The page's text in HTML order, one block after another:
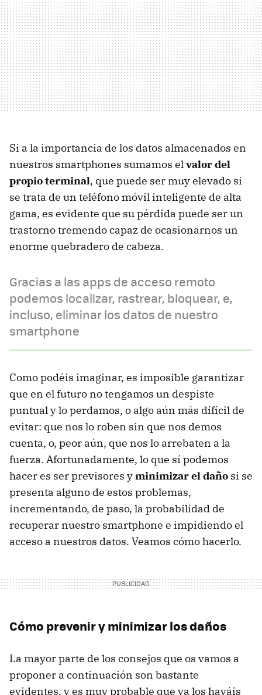
Si a la importancia de los datos almacenados en
nuestros smartphones sumamos elvalor del
propio terminal, que puede ser muy elevado si
se trata de un teléfono móvil inteligente de alta
gama, es evidente que su pérdida puede ser un
trastorno tremendo capaz de ocasionarnos un
enorme quebradero de cabeza.
Gracias a las apps de acceso remoto
podemos localizar, rastrear, bloquear, e,
incluso, eliminar los datos de nuestro
smartphone
Como podéis imaginar, es imposible garantizar
que en el futuro no tengamos un despiste
puntual y lo perdamos, o algo aún más difícil de
evitar: que nos lo roben sin que nos demos
cuenta, o, peor aún, que nos lo arrebaten a la
fuerza. Afortunadamente, lo que sí podemos
hacer es ser previsores yminimizar el daño si se
presenta alguno de estos problemas,
incrementando, de paso, la probabilidad de
recuperar nuestro smartphone e impidiendo el
acceso a nuestros datos. Veamos cómo hacerlo.
Cómo prevenir y minimizar los daños
La mayor parte de los consejos que os vamos a
proponer a continuación son bastante
evidentes, y es muy probable que ya los hayáis